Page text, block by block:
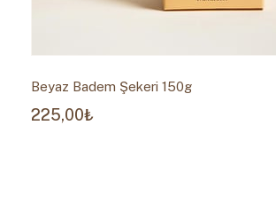
Beyaz Badem Şekeri 150g
225,00₺